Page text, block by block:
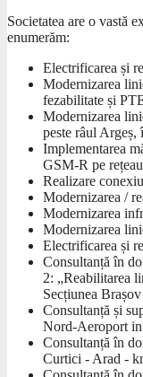
Societatea are o vastă
enumerăm:
Electrificarea și
Modernizarea
fezabilitate și
Modernizarea
peste râul Argeș,
Implementarea
GSM-R pe
Realizare
Modernizarea /
Modernizarea
Modernizarea
Electrificarea și
Consultanță în
2: „Reabilitarea
Secțiunea
Consultanță și
Nord-Aeroport
Consultanță în
Curtici - Arad -